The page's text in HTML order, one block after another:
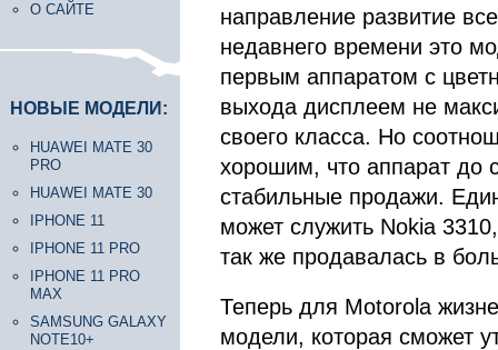
О САЙТЕ
НОВЫЕ МОДЕЛИ:
HUAWEI MATE 30
PRO
HUAWEI MATE 30
IPHONE 11
IPHONE 11 PRO
IPHONE 11 PRO
MAX
SAMSUNG GALAXY
NOTE10+
направление развитие
недавнего времени это
первым аппаратом с
выхода дисплеем не
своего класса. Но
хорошим, что аппарат до
стабильные продажи.
может служить Nokia
так же продавалась в
Теперь для Motorola
модели, которая сможет